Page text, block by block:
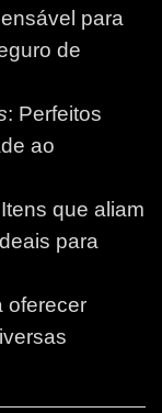
para
de
: Perfeitos
ao
que aliam
para
oferecer